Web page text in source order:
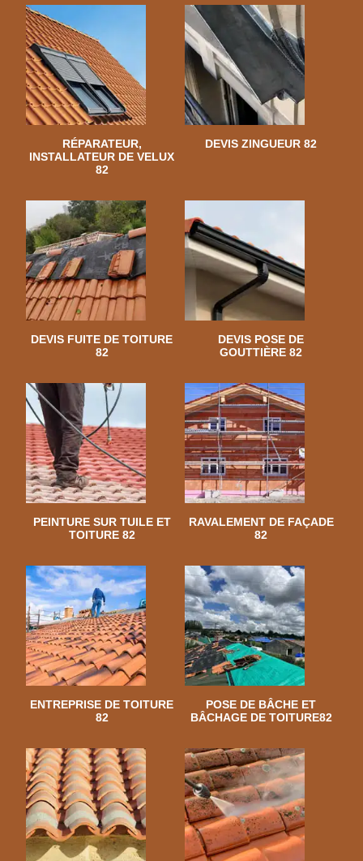
RÉPARATEUR,
INSTALLATEUR DE VELUX
82
DEVIS ZINGUEUR 82
DEVIS FUITE DE TOITURE
82
DEVIS POSE DE
GOUTTIÈRE 82
PEINTURE SUR TUILE ET
TOITURE 82
RAVALEMENT DE FAÇADE
82
ENTREPRISE DE TOITURE
82
POSE DE BÂCHE ET
BÂCHAGE DE TOITURE82